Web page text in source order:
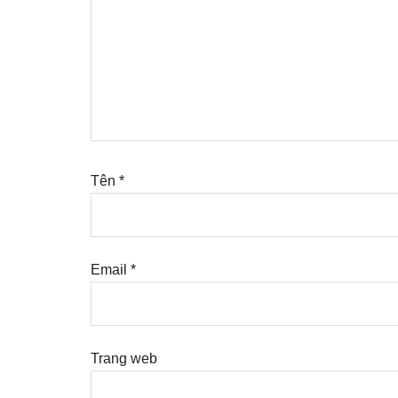
Tên *
Email *
Trang web